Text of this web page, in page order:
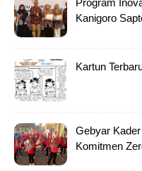
Kanigoro
Kartun
Gebyar
Komitmen